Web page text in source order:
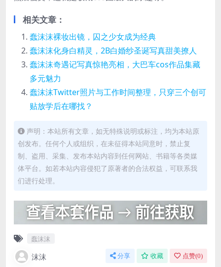
相关文章：
蠢沫沫裸妆出镜，囚之少女成为经典
蠢沫沫化身白精灵，2B白婚纱圣诞写真甜美撩人
蠢沫沫奇遇记写真惊艳亮相，大巴车cos作品集藏
多元魅力
蠢沫沫Twitter照片与工作时间整理，只穿三个创可
贴放学后在哪找？
声明：本站所有文章，如无特殊说明或标注，均为本站原
创发布。任何个人或组织，在未征得本站同意时，禁止复
制、盗用、采集、发布本站内容到任何网站、书籍等各类媒
体平台。如若本站内容侵犯了原著者的合法权益，可联系我
们进行处理。
蠢沫沫
沫沫 分享 收藏 点赞(0)